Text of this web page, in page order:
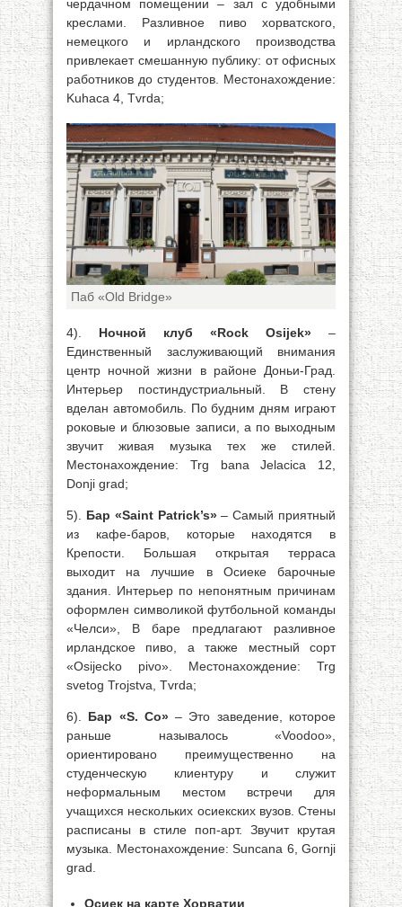
чердачном помещении – зал с удобными
креслами. Разливное пиво хорватского,
немецкого и ирландского производства
привлекает смешанную публику: от офисных
работников до студентов. Местонахождение:
Kuhaca 4, Tvrda;
Паб «Old Bridge»
4). Ночной клуб «Rock Osijek» –
Единственный заслуживающий внимания
центр ночной жизни в районе Доньи-Град.
Интерьер постиндустриальный. В стену
вделан автомобиль. По будним дням играют
роковые и блюзовые записи, а по выходным
звучит живая музыка тех же стилей.
Местонахождение: Trg bana Jelacica 12,
Donji grad;
5). Бар «Saint Patrick’s»– Самый приятный
из кафе-баров, которые находятся в
Крепости. Большая открытая терраса
выходит на лучшие в Осиеке барочные
здания. Интерьер по непонятным причинам
оформлен символикой футбольной команды
«Челси», В баре предлагают разливное
ирландское пиво, а также местный сорт
«Osijecko pivo». Местонахождение: Trg
svetog Trojstva, Tvrda;
6). Бар «S. Co»– Это заведение, которое
раньше называлось «Voodoo»,
ориентировано преимущественно на
студенческую клиентуру и служит
неформальным местом встречи для
учащихся нескольких осиекских вузов. Стены
расписаны в стиле поп-арт. Звучит крутая
музыка. Местонахождение: Suncana 6, Gornji
grad.
Осиек на карте Хорватии